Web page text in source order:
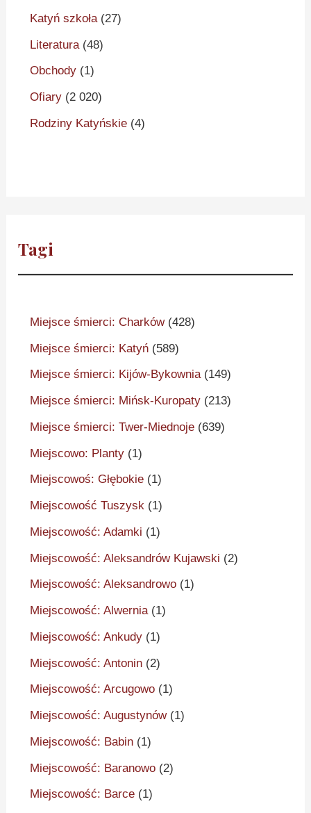
Katyń szkoła (27)
Literatura (48)
Obchody (1)
Ofiary (2 020)
Rodziny Katyńskie (4)
Tagi
Miejsce śmierci: Charków(428)
Miejsce śmierci: Katyń (589)
Miejsce śmierci: Kijów-Bykownia(149)
Miejsce śmierci: Mińsk-Kuropaty (213)
Miejsce śmierci: Twer-Miednoje (639)
Miejscowo: Planty (1)
Miejscowoś: Głębokie (1)
Miejscowość Tuszysk (1)
Miejscowość: Adamki (1)
Miejscowość: Aleksandrów Kujawski (2)
Miejscowość: Aleksandrowo (1)
Miejscowość: Alwernia(1)
Miejscowość: Ankudy (1)
Miejscowość: Antonin (2)
Miejscowość: Arcugowo (1)
Miejscowość: Augustynów(1)
Miejscowość: Babin (1)
Miejscowość: Baranowo (2)
Miejscowość: Barce (1)